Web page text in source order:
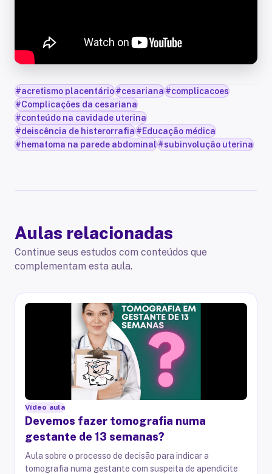
#acretismo placentário#cesariana#complicacoes
#Complicações da cesariana
#conteúdo na cavidade uterina
#deiscência de histerorrafia#Educação médica
#hematoma na parede abdominal#subinvolução uterina
Aulas relacionadas
Continue seus estudos com conteúdos que
complementam esta aula.
Vídeo aula
Devemos fazer tomografia numa
gestante de 13 semanas?
Aula sobre o processo de decisão para indicar a
tomografia numa gestante com suspeita de apendicite